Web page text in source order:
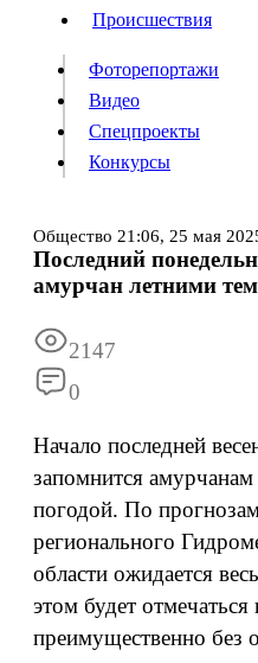
Происшествия
Видео
Конкурсы
Информация
Происшествия
Фоторепортажи
Видео
Спецпроекты
Конкурсы
Общество 21:06, 25 мая
Последний
амурчан летними
2147
0
Начало последней
запомнится амурчанам
погодой. По
регионального
области ожидается
этом будет
преимущественно без